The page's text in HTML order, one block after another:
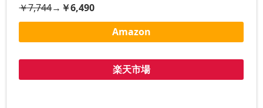
￥7,744→ ￥6,490
Amazon
楽天市場